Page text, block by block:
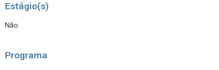
Estágio(s)
Não
Programa